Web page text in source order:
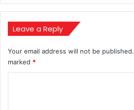
नाभिकीय
ऊर्जा
पर
चर्चा
Leave a Reply
Your email address will not be published.
marked *